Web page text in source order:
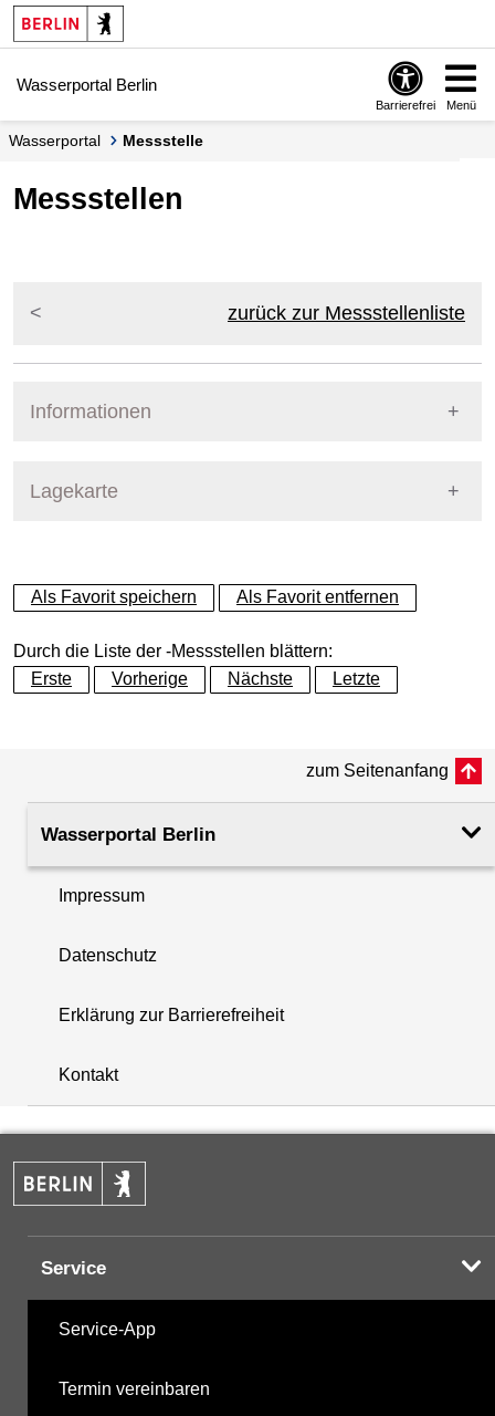
Springe zur Navigation
Springe zum Inhalt
Wasserportal Berlin
Barrierefrei Menü
Wasserportal Messstelle
Messstellen
zurück zur Messstellenliste
Informationen
Lagekarte
+
−
+
−
Als Favorit speichern Als Favorit entfernen
Durch die Liste der -Messstellen blättern:
Erste
Vorherige Nächste Letzte
zum Seitenanfang
Wasserportal Berlin
Impressum
Datenschutz
Erklärung zur Barrierefreiheit
Kontakt
Service
Service-App
Termin vereinbaren